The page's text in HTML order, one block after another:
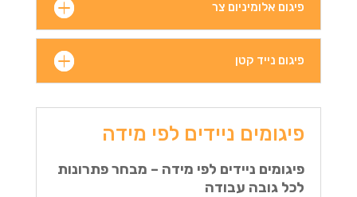
פיגום אלומיניום צר
פיגום נייד קטן
פיגומים ניידים לפי מידה
פיגומים ניידים לפי מידה – מבחר פתרונות
לכל גובה עבודה